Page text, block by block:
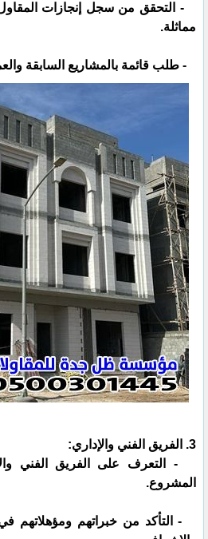
- التحقق من سجل إنجازات
مماثلة.
- طلب قائمة بالمشاريع السابقة
3. الفريق الفني والإداري:
- التعرف على الفريق الفني
المشروع.
- التأكد من خبراتهم ومؤهلاتهم في